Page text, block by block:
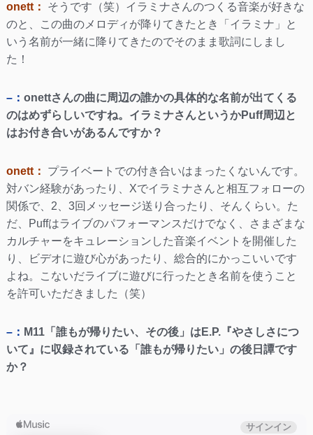
onett：
そうです（笑）イラミナさんのつくる音楽が好きな
のと、この曲のメロディが降りてきたとき「イラミナ」と
いう名前が一緒に降りてきたのでそのまま歌詞にしまし
た！
–： onettさんの曲に周辺の誰かの具体的な名前が出てくる
のはめずらしいですね。イラミナさんというかPuff周辺と
はお付き合いがあるんですか？
onett：
プライベートでの付き合いはまったくないんです。
対バン経験があったり、Xでイラミナさんと相互フォローの
関係で、2、3回メッセージ送り合ったり、そんくらい。た
だ、Puffはライブのパフォーマンスだけでなく、さまざまな
カルチャーをキュレーションした音楽イベントを開催した
り、ビデオに遊び心があったり、総合的にかっこいいです
よね。こないだライブに遊びに行ったとき名前を使うこと
を許可いただきました（笑）
–： M11「誰もが帰りたい、その後」はE.P.『やさしさにつ
いて』に収録されている「誰もが帰りたい」の後日譚です
か？